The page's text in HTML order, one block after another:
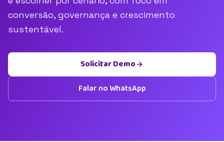
conversão, governança e crescimento
sustentável.
Solicitar Demo
Falar no WhatsApp